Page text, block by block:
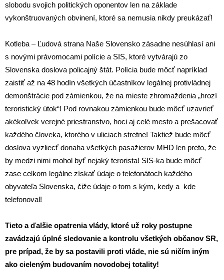
slobodu svojich politických oponentov len na základe
vykonštruovaných obvinení, ktoré sa nemusia nikdy preukázať!
Kotleba – Ľudová strana Naše Slovensko zásadne nesúhlasí ani
s novými právomocami polície a SIS, ktoré vytvárajú zo
Slovenska doslova policajný štát. Polícia bude môcť napríklad
zaistiť až na 48 hodín všetkých účastníkov legálnej protivládnej
demonštrácie pod zámienkou, že na mieste zhromaždenia „hrozí
teroristický útok“! Pod rovnakou zámienkou bude môcť uzavrieť
akékoľvek verejné priestranstvo, hoci aj celé mesto a prešacovať
každého človeka, ktorého v uliciach stretne! Taktiež bude môcť
doslova vyzliecť donaha všetkých pasažierov MHD len preto, že
by medzi nimi mohol byť nejaký terorista! SIS-ka bude môcť
zase celkom legálne získať údaje o telefonátoch každého
obyvateľa Slovenska, čiže údaje o tom s kým, kedy a kde
telefonoval!
Tieto a ďalšie opatrenia vlády, ktoré už roky postupne
zavádzajú úplné sledovanie a kontrolu všetkých občanov SR,
pre prípad, že by sa postavili proti vláde, nie sú ničím iným
ako cieleným budovaním novodobej totality!